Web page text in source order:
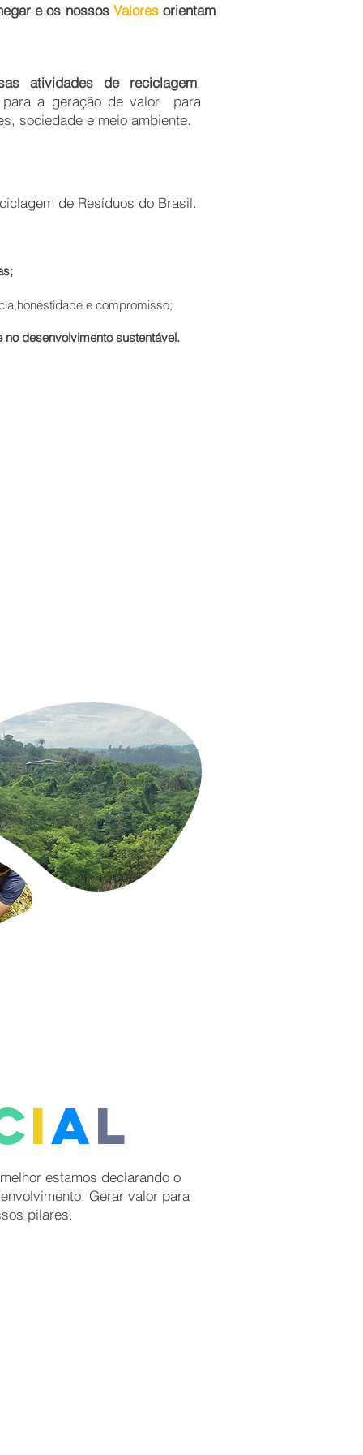
e os nossos Valoresorientam
atividades de reciclagem,
para a geração de valor para
sociedade e meio ambiente.
de Resíduos do Brasil.
e compromisso;
desenvolvimento sustentável.
ial
estamos declarando o
Gerar valor para
pilares.